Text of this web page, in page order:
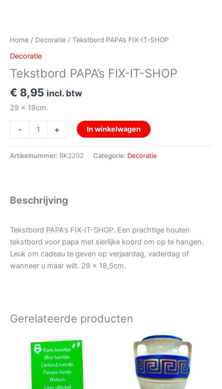
Home / Decoratie / Tekstbord PAPA’s FIX-IT-SHOP
Decoratie
Tekstbord PAPA’s FIX-IT-SHOP
€ 8,95 incl. btw
29 x 19cm.
- + In winkelwagen
Artikelnummer: RK2202 Categorie: Decoratie
Beschrijving
Tekstbord PAPA’s FIX-IT-SHOP. Een prachtige houten
tekstbord voor papa met sierlijke koord om op te hangen.
Leuk om cadeau te geven op verjaardag, vaderdag of
wanneer u maar wilt. 29 x 18,5cm.
Gerelateerde producten